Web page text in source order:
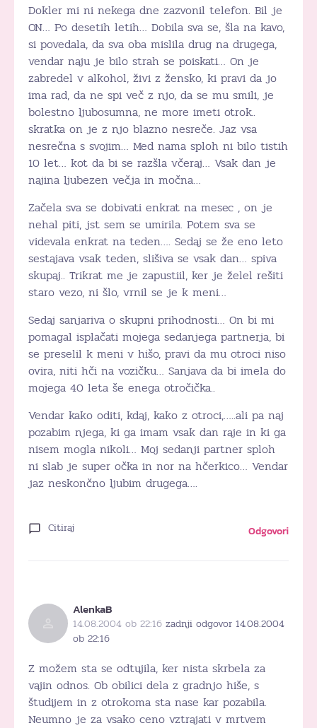
Dokler mi ni nekega dne zazvonil telefon. Bil je
ON… Po desetih letih… Dobila sva se, šla na kavo,
si povedala, da sva oba mislila drug na drugega,
vendar naju je bilo strah se poiskati… On je
zabredel v alkohol, živi z žensko, ki pravi da jo
ima rad, da ne spi več z njo, da se mu smili, je
bolestno ljubosumna, ne more imeti otrok..
skratka on je z njo blazno nesreče. Jaz vsa
nesrečna s svojim… Med nama sploh ni bilo tistih
10 let… kot da bi se razšla včeraj… Vsak dan je
najina ljubezen večja in močna…
Začela sva se dobivati enkrat na mesec , on je
nehal piti, jst sem se umirila. Potem sva se
videvala enkrat na teden…. Sedaj se že eno leto
sestajava vsak teden, slišiva se vsak dan… spiva
skupaj.. Trikrat me je zapustiil, ker je želel rešiti
staro vezo, ni šlo, vrnil se je k meni…
Sedaj sanjariva o skupni prihodnosti… On bi mi
pomagal isplačati mojega sedanjega partnerja, bi
se preselil k meni v hišo, pravi da mu otroci niso
ovira, niti hči na vozičku… Sanjava da bi imela do
mojega 40 leta še enega otročička..
Vendar kako oditi, kdaj, kako z otroci,…..ali pa naj
pozabim njega, ki ga imam vsak dan raje in ki ga
nisem mogla nikoli… Moj sedanji partner sploh
ni slab je super očka in nor na hčerkico… Vendar
jaz neskončno ljubim drugega….
Citiraj Odgovori
AlenkaB
14.08.2004 ob 22:16 zadnji odgovor 14.08.2004
ob 22:16
Z možem sta se odtujila, ker nista skrbela za
vajin odnos. Ob obilici dela z gradnjo hiše, s
študijem in z otrokoma sta nase kar pozabila.
Neumno je za vsako ceno vztrajati v mrtvem